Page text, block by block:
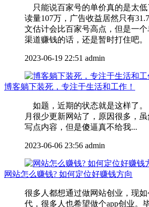
只能说百家号的单价真的是太低
读量107万，广告收益居然只有
文估计会比百家号高点，但是一
渠道赚钱的话，还是暂时打住吧。
2023-06-19 22:51 admin
博客躺下装死，专注于生活和工作！
如题，近期的状态就是这样了
月很少更新网站了，原因很多，
写点内容，但是傻逼真不给我...
2023-06-06 23:56 admin
网站怎么赚钱? 如何定位好赚钱方向
很多人都想通过做网站创业，现
代，很多人也希望做个app创业。